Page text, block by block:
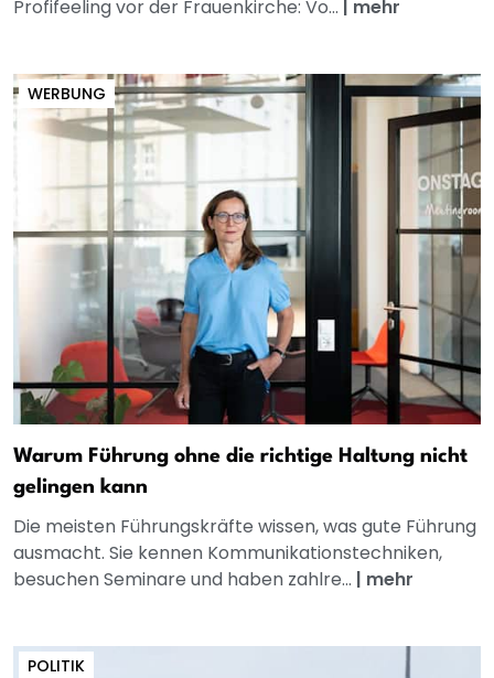
Profifeeling vor der Frauenkirche: Vo... | mehr
WERBUNG
Warum Führung ohne die richtige Haltung nicht
gelingen kann
Die meisten Führungskräfte wissen, was gute Führung
ausmacht. Sie kennen Kommunikationstechniken,
besuchen Seminare und haben zahlre... | mehr
POLITIK